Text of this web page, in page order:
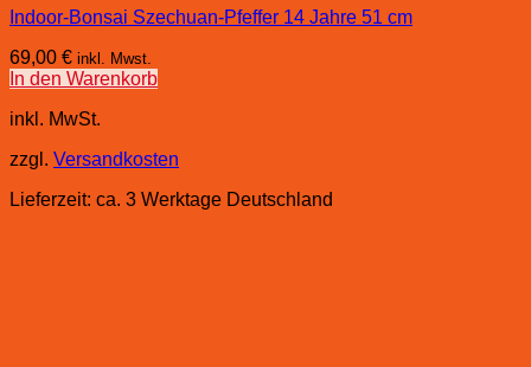
Indoor-Bonsai Szechuan-Pfeffer 14 Jahre 51 cm
69,00 € inkl. Mwst.
In den Warenkorb
inkl. MwSt.
zzgl. Versandkosten
Lieferzeit: ca. 3 Werktage Deutschland